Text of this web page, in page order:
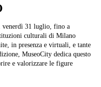
venerdì 31 luglio, fino a
culturali di Milano
in presenza e virtuali, e tante
e valorizzare le figure